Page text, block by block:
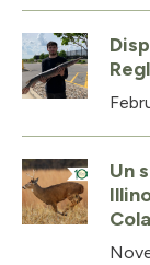
Un